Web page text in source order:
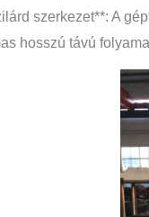
szerkezet**: A
hosszú távú